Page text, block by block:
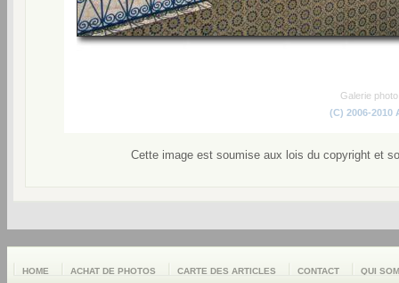
Galerie
(C) 2006-2010
Cette image est soumise aux lois du copyright et
HOME ACHAT DE PHOTOS CARTE DES ARTICLES CONTACT QUI